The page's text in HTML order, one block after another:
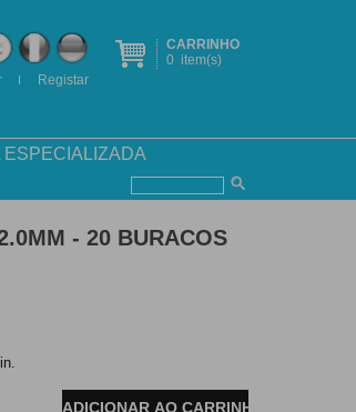
CARRINHO
0 item(s)
Registar
- 20 BURACOS